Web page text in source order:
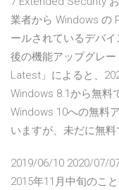
業者から Windows の
ールされているデバ
後の機能アップグレ
Latest」によると、
Windows 8.1から無料
Windows 10への無料
いますが、未だに無料
2019/06/10 2020/07/
2015年11月中旬のこ